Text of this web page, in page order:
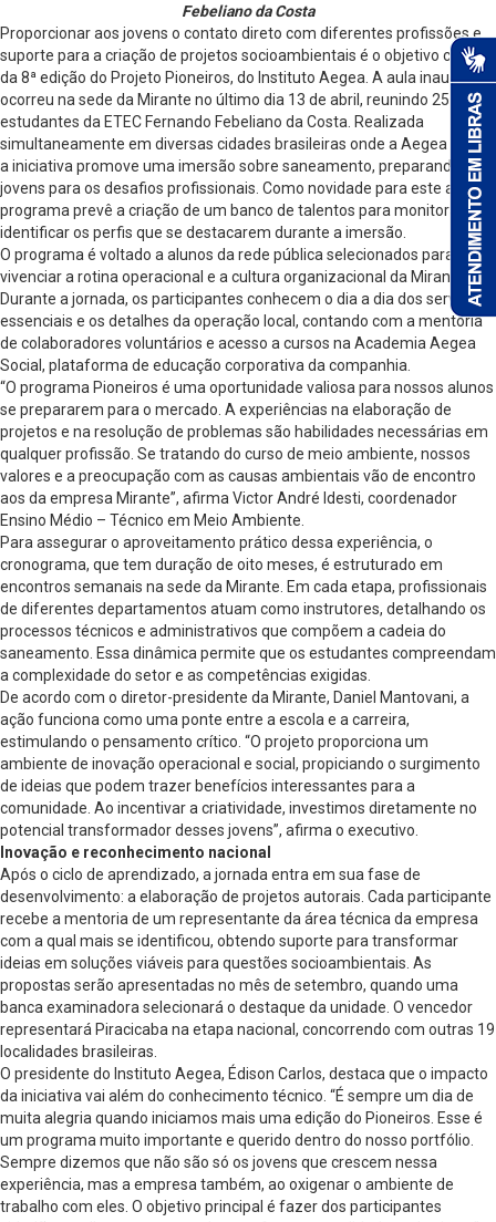
Febeliano da Costa
Proporcionar aos jovens o contato direto com diferentes profissões e
suporte para a criação de projetos socioambientais é o objetivo central
da 8ª edição do Projeto Pioneiros, do Instituto Aegea. A aula inaugural
ocorreu na sede da Mirante no último dia 13 de abril, reunindo 25
estudantes da ETEC Fernando Febeliano da Costa. Realizada
simultaneamente em diversas cidades brasileiras onde a Aegea atua,
a iniciativa promove uma imersão sobre saneamento, preparando os
jovens para os desafios profissionais. Como novidade para este ano, o
programa prevê a criação de um banco de talentos para monitorar e
identificar os perfis que se destacarem durante a imersão.
O programa é voltado a alunos da rede pública selecionados para
vivenciar a rotina operacional e a cultura organizacional da Mirante.
Durante a jornada, os participantes conhecem o dia a dia dos serviços
essenciais e os detalhes da operação local, contando com a mentoria
de colaboradores voluntários e acesso a cursos na Academia Aegea
Social, plataforma de educação corporativa da companhia.
“O programa Pioneiros é uma oportunidade valiosa para nossos alunos
se prepararem para o mercado. A experiências na elaboração de
projetos e na resolução de problemas são habilidades necessárias em
qualquer profissão. Se tratando do curso de meio ambiente, nossos
valores e a preocupação com as causas ambientais vão de encontro
aos da empresa Mirante”, afirma Victor André Idesti, coordenador
Ensino Médio – Técnico em Meio Ambiente.
Para assegurar o aproveitamento prático dessa experiência, o
cronograma, que tem duração de oito meses, é estruturado em
encontros semanais na sede da Mirante. Em cada etapa, profissionais
de diferentes departamentos atuam como instrutores, detalhando os
processos técnicos e administrativos que compõem a cadeia do
saneamento. Essa dinâmica permite que os estudantes compreendam
a complexidade do setor e as competências exigidas.
De acordo com o diretor-presidente da Mirante, Daniel Mantovani, a
ação funciona como uma ponte entre a escola e a carreira,
estimulando o pensamento crítico. “O projeto proporciona um
ambiente de inovação operacional e social, propiciando o surgimento
de ideias que podem trazer benefícios interessantes para a
comunidade. Ao incentivar a criatividade, investimos diretamente no
potencial transformador desses jovens”, afirma o executivo.
Inovação e reconhecimento nacional
Após o ciclo de aprendizado, a jornada entra em sua fase de
desenvolvimento: a elaboração de projetos autorais. Cada participante
recebe a mentoria de um representante da área técnica da empresa
com a qual mais se identificou, obtendo suporte para transformar
ideias em soluções viáveis para questões socioambientais. As
propostas serão apresentadas no mês de setembro, quando uma
banca examinadora selecionará o destaque da unidade. O vencedor
representará Piracicaba na etapa nacional, concorrendo com outras 19
localidades brasileiras.
O presidente do Instituto Aegea, Édison Carlos, destaca que o impacto
da iniciativa vai além do conhecimento técnico. “É sempre um dia de
muita alegria quando iniciamos mais uma edição do Pioneiros. Esse é
um programa muito importante e querido dentro do nosso portfólio.
Sempre dizemos que não são só os jovens que crescem nessa
experiência, mas a empresa também, ao oxigenar o ambiente de
trabalho com eles. O objetivo principal é fazer dos participantes